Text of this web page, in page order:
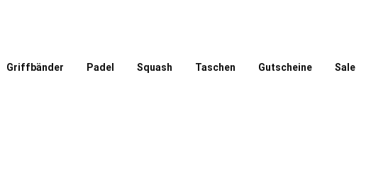
Griffbänder Padel Squash Taschen Gutscheine Sale